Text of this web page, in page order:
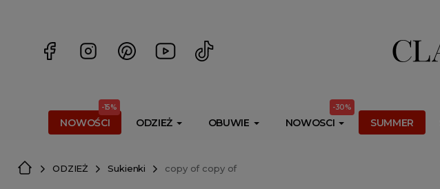
NOWOŚCI
-15%
ODZIEŻ OBUWIE NOWOSCI
-30%
SUMMER
ODZIEŻ Sukienki copy of copy of